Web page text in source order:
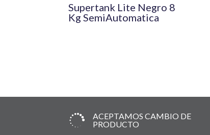
Supertank Lite Negro 8
Kg SemiAutomatica

ACEPTAMOS CAMBIO DE
PRODUCTO